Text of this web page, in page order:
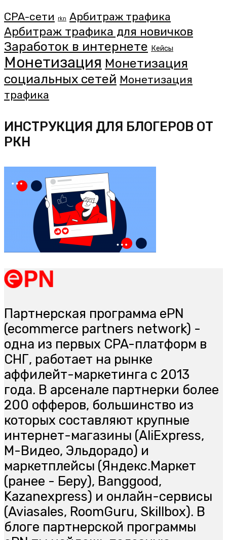
CPA-сети rkn Арбитраж трафика
Арбитраж трафика для новичков
Заработок в интернете Кейсы
Монетизация Монетизация
социальных сетей Монетизация
трафика
ИНСТРУКЦИЯ ДЛЯ БЛОГЕРОВ ОТ
РКН
Партнерская программа ePN
(ecommerce partners network) -
одна из первых CPA-платформ в
СНГ, работает на рынке
аффилейт-маркетинга с 2013
года. В арсенале партнерки более
200 офферов, большинство из
которых составляют крупные
интернет-магазины (AliExpress,
М-Видео, Эльдорадо) и
маркетплейсы (Яндекс.Маркет
(ранее - Беру), Banggood,
Kazanexpress) и онлайн-сервисы
(Aviasales, RoomGuru, Skillbox). В
блоге партнерской программы